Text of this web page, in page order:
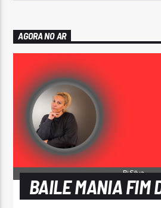
AGORA NO AR
BAILE MANIA FIM